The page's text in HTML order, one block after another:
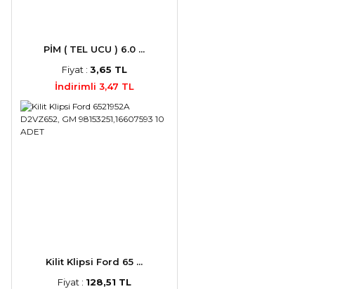
PİM ( TEL UCU ) 6.0 ...
Fiyat : 3,65 TL
İndirimli 3,47 TL
Kilit Klipsi Ford 65 ...
Fiyat : 128,51 TL